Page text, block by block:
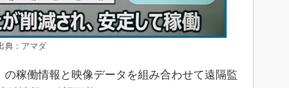
典：アマダ
稼働情報と映像データを組み合わせて遠隔監